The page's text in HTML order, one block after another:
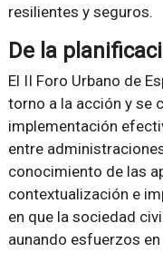
resilientes y seguros.
De la
El II Foro Urbano de
torno a la acción y se
implementación
entre
conocimiento de las
contextualización e
en que la sociedad
aunando esfuerzos